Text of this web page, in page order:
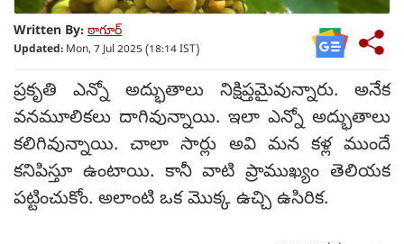
Written By: ఠాగూర్
Updated: Mon, 7 Jul 2025 (18:14 IST)
ప్రకృతి ఎన్నో అద్భుతాలు నిక్షిప్తమైవున్నారు. అనేక
వనమూలికలు దాగివున్నాయి. ఇలా ఎన్నో అద్భుతాలు
కలిగివున్నాయి. చాలా సార్లు అవి మన కళ్ల ముందే
కనిపిస్తూ ఉంటాయి. కానీ వాటి ప్రాముఖ్యం తెలియక
పట్టించుకోం. అలాంటి ఒక మొక్క ఉచ్చి ఉసిరిక.